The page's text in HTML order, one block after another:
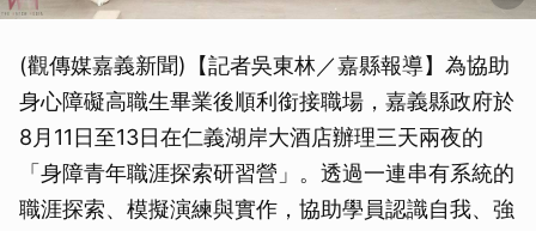
(觀傳媒嘉義新聞)【記者吳東林／嘉縣報導】為協助
身心障礙高職生畢業後順利銜接職場，嘉義縣政府於
8月11日至13日在仁義湖岸大酒店辦理三天兩夜的
「身障青年職涯探索研習營」。透過一連串有系統的
職涯探索、模擬演練與實作，協助學員認識自我、強